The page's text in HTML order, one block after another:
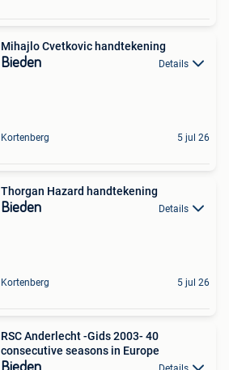
Mihajlo Cvetkovic handtekening
Bieden Details
Kortenberg 5 jul 26
Thorgan Hazard handtekening
Bieden Details
Kortenberg 5 jul 26
RSC Anderlecht -Gids 2003- 40
consecutive seasons in Europe